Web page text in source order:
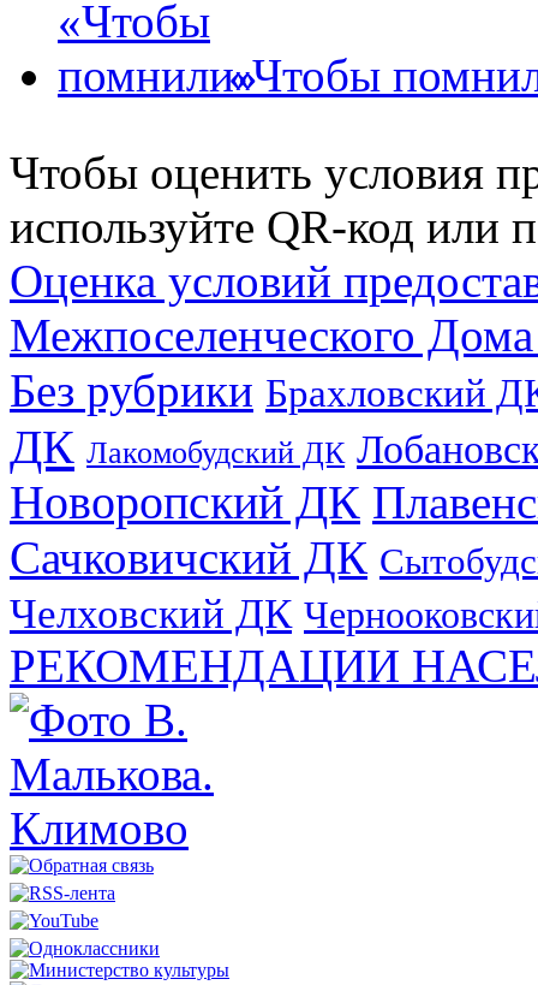
«Чтобы
Чтобы оценить условия
используйте QR-код или
Оценка условий
Межпоселенческого
Без рубрики Брахловский
ДК Лакомобудский ДК
Новоропский ДК
Сачковичский ДК
Челховский ДК
РЕКОМЕНДАЦИИ